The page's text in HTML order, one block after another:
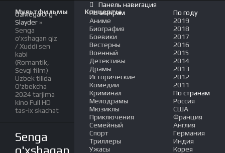
Мультфильмы Концерты
UzMega.Org»
Slayder »
Senga
o'xshagan qiz
/ Xuddi sen
kabi
(Romantik,
Sevgi film)
Uzbek tilida
O'zbekcha
2024 tarjima
kino Full HD
tas-ix skachat
Senga
o'xshagan
Панель навигация
По жанрам
Аниме
Биография
Боевики
Вестерны
Военный
Детективы
Драмы
Исторические
Комедии
Криминал
Мелодрамы
Мюзиклы
Приключения
Семейный
Спорт
Триллеры
Ужасы
По году
2019
2018
2017
2016
2015
2014
2013
2012
2011
По странам
Россия
США
Франция
Англия
Германия
Индия
Корея